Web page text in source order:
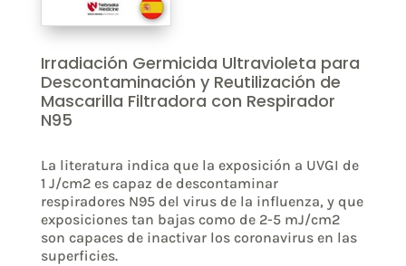
Irradiación Germicida Ultravioleta para
Descontaminación y Reutilización de
Mascarilla Filtradora con Respirador
N95
La literatura indica que la exposición a UVGI de
1 J/cm2 es capaz de descontaminar
respiradores N95 del virus de la influenza, y que
exposiciones tan bajas como de 2-5 mJ/cm2
son capaces de inactivar los coronavirus en las
superficies.